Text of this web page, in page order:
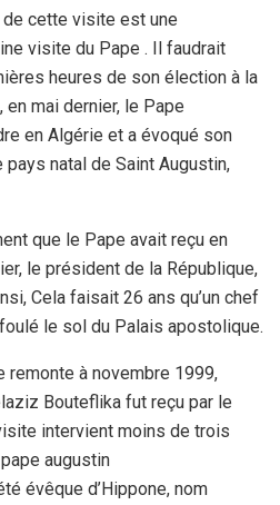
de cette visite est une
visite du Pape . Il faudrait
heures de son élection à la
mai dernier, le Pape
en Algérie et a évoqué son
natal de Saint Augustin,
que le Pape avait reçu en
le président de la République,
Cela faisait 26 ans qu’un chef
foulé le sol du Palais apostolique.
à novembre 1999,
Bouteflika fut reçu par le
intervient moins de trois
augustin
évêque d’Hippone, nom